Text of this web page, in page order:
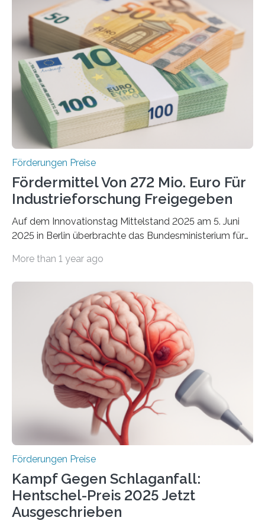
Förderungen Preise
Fördermittel Von 272 Mio. Euro Für
Industrieforschung Freigegeben
Auf dem Innovationstag Mittelstand 2025 am 5. Juni
2025 in Berlin überbrachte das Bundesministerium für
Überplanmäßige Verpflichtungsermächtigungen in
Woche vom Haushaltsausschuss freigegeben – unter
anderem zur Unterstützung der
Industrieforschungsprogramme Industrielle
Gemeinschaftsforschung (IGF), Zentrales
Innovationsprogramm Mittelstand (ZIM) und
Innovationskompetenz INNO-KOM. Auf dem
Innovationstag Mittelstand 2025 am 5. Juni 2025 in
Berlin überbrachte das Bundesministerium für
Wirtschaft und Energie eine gute Nachricht:
Überplanmäßige Verpflichtungsermächtigungen in
More than 1 year ago
Förderungen Preise
Kampf Gegen Schlaganfall:
Hentschel-Preis 2025 Jetzt
Ausgeschrieben